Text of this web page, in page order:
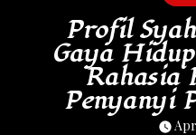
Profil
Gaya
Rahasia
Penyanyi